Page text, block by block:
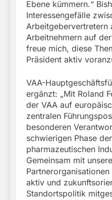
Ebene kümmern.“
Interessengefälle
Arbeitgebervertretern
Arbeitnehmern auf
freue mich, diese
Präsident aktiv
VAA-
ergänzt: „Mit Roland
der VAA auf
zentralen
besonderen
schwierigen Phase
pharmazeutischen
Gemeinsam mit
aktiv und
Standortspolitik